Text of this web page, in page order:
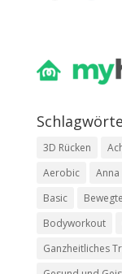
3D Rücken
Aerobic
Anna
Basic
Bodyworkout
Ganzheitliches